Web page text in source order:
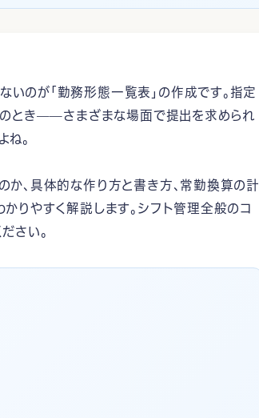
のが「勤務形態一覧表」の作成です。指定
のとき——さまざまな場面で提出を求められ
ね。
か、具体的な作り方と書き方、常勤換算の計
りやすく解説します。シフト管理全般のコ
さい。